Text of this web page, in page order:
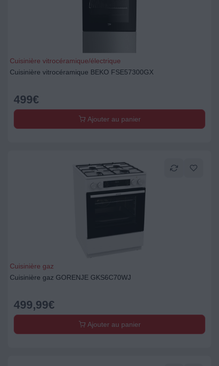
Cuisinière vitrocéramique/électrique
Cuisinière vitrocéramique BEKO FSE57300GX
499€
Ajouter au panier
Cuisinière gaz
Cuisinière gaz GORENJE GKS6C70WJ
499,99€
Ajouter au panier